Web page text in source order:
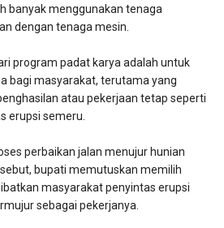
banyak menggunakan tenaga
dengan tenaga mesin.
program padat karya adalah untuk
bagi masyarakat, terutama yang
atau pekerjaan tetap seperti
erupsi semeru.
perbaikan jalan menujur hunian
bupati memutuskan memilih
masyarakat penyintas erupsi
sebagai pekerjanya.